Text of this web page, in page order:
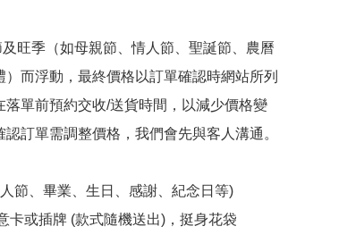
旺季（如母親節、情人節、聖誕節、農曆
）而浮動，最終價格以訂單確認時網站所列
落單前預約交收/送貨時間，以減少價格變
訂單需調整價格，我們會先與客人溝通。
節、畢業、生日、感謝、紀念日等)
卡或插牌 (款式隨機送出)，挺身花袋